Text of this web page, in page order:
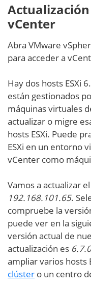
Actualización
vCenter
Abra VMware
para acceder a
Hay dos hosts ESXi
están gestionados
máquinas virtuales
actualizar o migre
hosts ESXi. Puede
ESXi en un entorno
vCenter como
Vamos a actualizar
192.168.101.65.
compruebe la
puede ver en la
versión actual de
actualización es
ampliar varios hosts
clúster o un centro